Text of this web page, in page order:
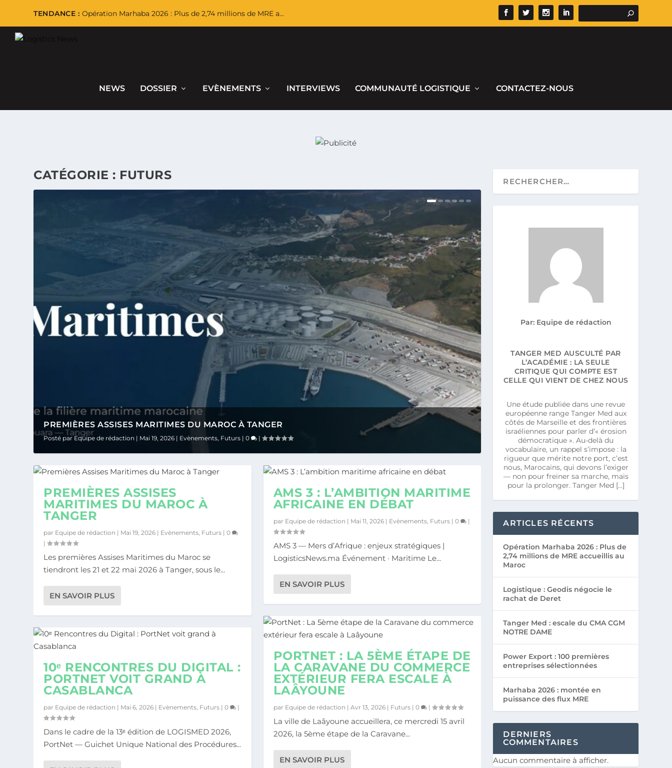
TENDANCE : Opération Marhaba 2026 : Plus de 2,74 millions de MRE a...
NEWS DOSSIER EVÈNEMENTS INTERVIEWS COMMUNAUTÉ LOGISTIQUE CONTACTEZ-NOUS
CATÉGORIE : FUTURS
PREMIÈRES ASSISES MARITIMES DU MAROC À TANGER
Posté parEquipe de rédaction | Mai 19, 2026 | Evènements, Futurs |0 |
AMS 3 : L’AMBITION MARITIME AFRICAINE EN DÉB...
10ᵉ RENCONTRES DU DIGITAL : PORTNET VOIT GRAND À C...
PORTNET : LA 5ÈME ÉTAPE DE LA CARAVANE DU COMMERCE...
SIPORTS 2026 : LE RENDEZ-VOUS STRATÉGIQUE DU SECTE...
SMART PORT CHALLENGE 2026 : DÉFIS DES PORTS MAROCA...
PREMIÈRES ASSISES
MARITIMES DU MAROC À
TANGER
par Equipe de rédaction | Mai 19, 2026 | Evènements Futurs |0
|
Les premières Assises Maritimes du Maroc se
tiendront les 21 et 22 mai 2026 à Tanger, sous le...
EN SAVOIR PLUS
10ᵉ RENCONTRES DU DIGITAL :
PORTNET VOIT GRAND À
CASABLANCA
par Equipe de rédaction | Mai 6, 2026 | Evènements Futurs |0 |
Dans le cadre de la 13ᵉ édition de LOGISMED 2026,
PortNet — Guichet Unique National des Procédures...
AMS 3 : L’AMBITION MARITIME
AFRICAINE EN DÉBAT
par Equipe de rédaction | Mai 11, 2026| Evènements, Futurs| 0 |
AMS 3 — Mers d’Afrique : enjeux stratégiques |
LogisticsNews.ma Événement · Maritime Le...
EN SAVOIR PLUS
PORTNET : LA 5ÈME ÉTAPE DE
LA CARAVANE DU COMMERCE
EXTÉRIEUR FERA ESCALE À
LAÂYOUNE
par Equipe de rédaction | Avr 13, 2026| Futurs| 0 |
La ville de Laâyoune accueillera, ce mercredi 15 avril
2026, la 5ème étape de la Caravane...
EN SAVOIR PLUS
Par: Equipe de rédaction
TANGER MED AUSCULTÉ PAR
L’ACADÉMIE : LA SEULE
CRITIQUE QUI COMPTE EST
CELLE QUI VIENT DE CHEZ NOUS
Une étude publiée dans une revue
européenne range Tanger Med aux
côtés de Marseille et des frontières
israéliennes pour parler d’« érosion
démocratique ». Au-delà du
vocabulaire, un rappel s’impose : la
rigueur que mérite notre port, c’est
nous, Marocains, qui devons l’exiger
— non pour freiner sa marche, mais
pour la prolonger. Tanger Med […]
ARTICLES RÉCENTS
Opération Marhaba 2026 : Plus de
2,74 millions de MRE accueillis au
Maroc
Logistique : Geodis négocie le
rachat de Deret
Tanger Med : escale du CMA CGM
NOTRE DAME
Power Export : 100 premières
entreprises sélectionnées
Marhaba 2026 : montée en
puissance des flux MRE
DERNIERS
COMMENTAIRES
Aucun commentaire à afficher.